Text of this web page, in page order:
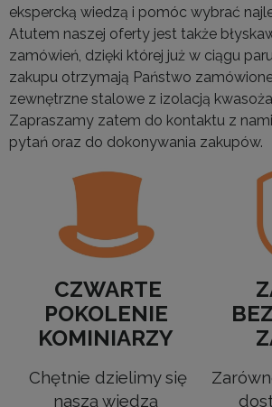
ekspercką wiedzą i pomóc wybrać
Atutem naszej oferty jest także
zamówień, dzięki której już w ciągu
zakupu otrzymają Państwo
zewnętrzne stalowe z izolacją
Zapraszamy zatem do kontaktu z
pytań oraz do dokonywania zakupów.
CZWARTE
POKOLENIE
KOMINIARZY
Chętnie dzielimy się
naszą wiedzą